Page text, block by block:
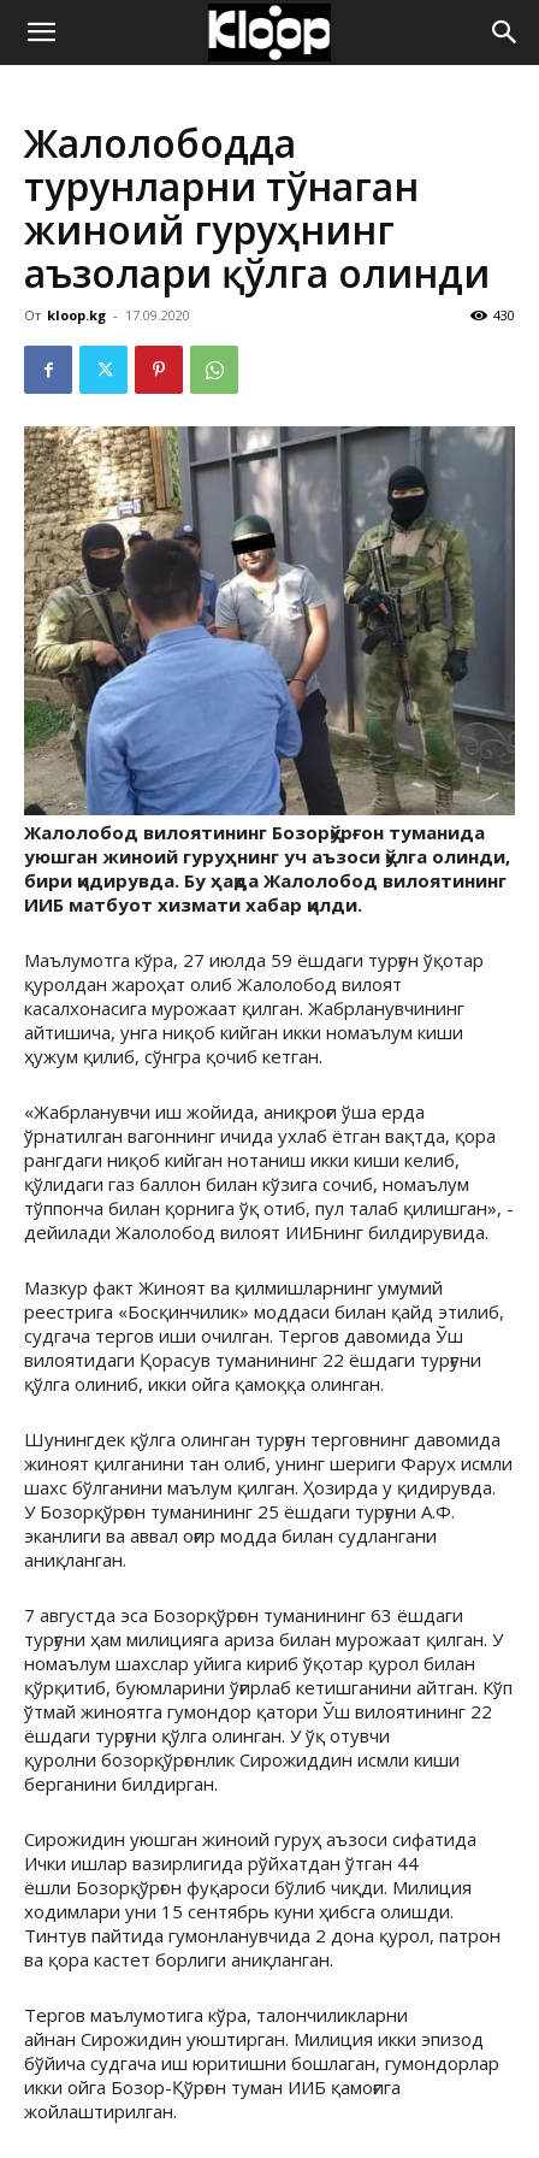
ҚИРҒИЗИСТОН
ЯНГИЛИКЛАРИ
Жалолободда
турғунларни тўнаган
жиноий гуруҳнинг
аъзолари қўлга олинди
От kloop.kg - 17.09.2020 430
Жалолобод вилоятининг Бозорқўрғон туманида
уюшган жиноий гуруҳнинг уч аъзоси қўлга олинди,
бири қидирувда. Бу ҳақда Жалолобод вилоятининг
ИИБ матбуот хизмати хабар қилди.
Маълумотга кўра, 27 июлда 59 ёшдаги турғун ўқотар
қуролдан жароҳат олиб Жалолобод вилоят
касалхонасига мурожаат қилган. Жабрланувчининг
айтишича, унга ниқоб кийган икки номаълум киши
ҳужум қилиб, сўнгра қочиб кетган.
«Жабрланувчи иш жойида, аниқроғи ўша ерда
ўрнатилган вагоннинг ичида ухлаб ётган вақтда, қора
рангдаги ниқоб кийган нотаниш икки киши келиб,
қўлидаги газ баллон билан кўзига сочиб, номаълум
тўппонча билан қорнига ўқ отиб, пул талаб қилишган», -
дейилади Жалолобод вилоят ИИБнинг билдирувида.
Мазкур факт Жиноят ва қилмишларнинг умумий
реестрига «Босқинчилик» моддаси билан қайд этилиб,
судгача тергов иши очилган. Тергов давомида Ўш
вилоятидаги Қорасув туманининг 22 ёшдаги турғуни
қўлга олиниб, икки ойга қамоққа олинган.
Шунингдек қўлга олинган турғун терговнинг давомида
жиноят қилганини тан олиб, унинг шериги Фарух исмли
шахс бўлганини маълум қилган. Ҳозирда у қидирувда.
У Бозорқўрғон туманининг 25 ёшдаги турғуни А.Ф.
эканлиги ва аввал оғир модда билан судлангани
аниқланган.
7 августда эса Бозорқўрғон туманининг 63 ёшдаги
турғуни ҳам милицияга ариза билан мурожаат қилган. У
номаълум шахслар уйига кириб ўқотар қурол билан
қўрқитиб, буюмларини ўғирлаб кетишганини айтган. Кўп
ўтмай жиноятга гумондор қатори Ўш вилоятининг 22
ёшдаги турғуни қўлга олинган. У ўқ отувчи
қуролни бозорқўрғонлик Сирожиддин исмли киши
берганини билдирган.
Сирожидин уюшган жиноий гуруҳ аъзоси сифатида
Ички ишлар вазирлигида рўйхатдан ўтган 44
ёшли Бозорқўрғон фуқароси бўлиб чиқди. Милиция
ходимлари уни 15 сентябрь куни ҳибсга олишди.
Тинтув пайтида гумонланувчида 2 дона қурол, патрон
ва қора кастет борлиги аниқланган.
Тергов маълумотига кўра, талончиликларни
айнан Сирожидин уюштирган. Милиция икки эпизод
бўйича судгача иш юритишни бошлаган, гумондорлар
икки ойга Бозор-Қўрғон туман ИИБ қамоғига
жойлаштирилган.